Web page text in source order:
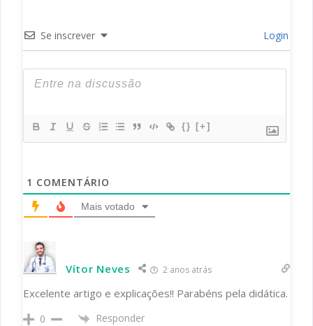
Se inscrever Login
{} [+]
1 COMENTÁRIO
Mais votado
Vítor Neves 2 anos atrás
Excelente artigo e explicações!! Parabéns pela didática.
0 Responder